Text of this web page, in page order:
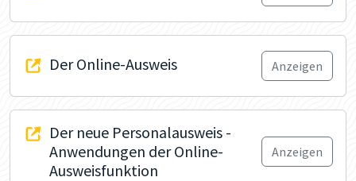
Der Online-Ausweis Anzeigen
Der neue Personalausweis -
Anwendungen der Online-
Ausweisfunktion
Anzeigen